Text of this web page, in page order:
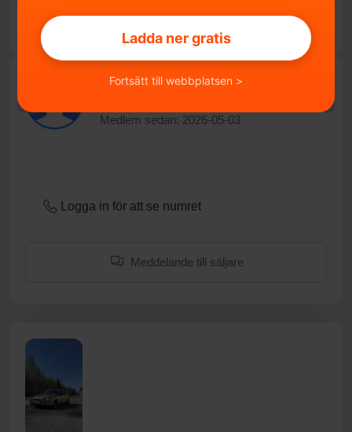
Medlem sedan: 2026-05-03
Logga in för att se numret
Meddelande till säljare
Ladda ner gratis
Fortsätt till webbplatsen >